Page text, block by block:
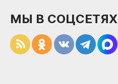
МЫ В СОЦСЕТЯХ